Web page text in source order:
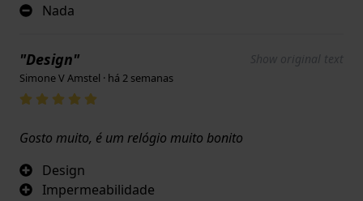
Nada
"Design" Show original text
Simone V Amstel · há 2 semanas
Gosto muito, é um relógio muito bonito
Design
Impermeabilidade